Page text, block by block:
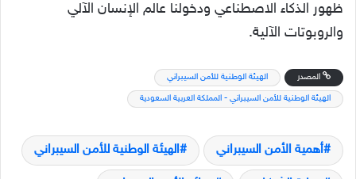
ظهور الذكاء الاصطناعي ودخولنا عالم الإنسان الآلي
والروبوتات الآلية.
المصدر الهيئة الوطنية للأمن السيبراني
الهيئة الوطنية للأمن السيبراني - المملكة العربية السعودية
أهمية الأمن السيبراني الهيئة الوطنية للأمن السيبراني